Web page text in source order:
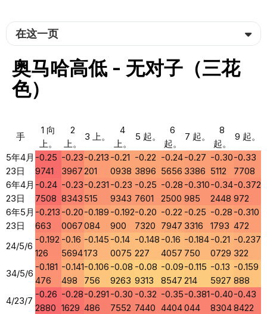
在这一页
奥马哈高低 - 无对子（三花
色）
手
1 向
上。
2
上。
3 上。
4
上。
5 起。
6
起。
7 起。
8
起。
9 起。
5年4月
23日
-0.25
9741
-0.23
3967
-0.213
201
-0.21
0938
-0.22
3896
-0.24
5656
-0.27
3386
-0.30
5112
-0.33
7708
6年4月
23日
-0.24
7508
-0.23
8343
-0.231
515
-0.23
9343
-0.25
7601
-0.28
2500
-0.310
985
-0.34
2448
-0.372
972
6年5月
23日
-0.213
663
-0.20
0067
-0.189
084
-0.192
900
-0.20
7320
-0.22
7947
-0.25
3316
-0.28
1793
-0.310
472
24/5/6
-0.192
126
-0.16
5694
-0.145
173
-0.14
0075
-0.148
227
-0.16
4057
-0.184
750
-0.21
0729
-0.237
322
34/5/6
-0.181
476
-0.141
498
-0.106
756
-0.08
9263
-0.08
9313
-0.09
8547
-0.115
214
-0.13
5927
-0.159
888
4/23/7
-0.26
2880
-0.28
1629
-0.291
486
-0.30
7552
-0.32
7440
-0.35
4404
-0.381
044
-0.40
8304
-0.43
8422